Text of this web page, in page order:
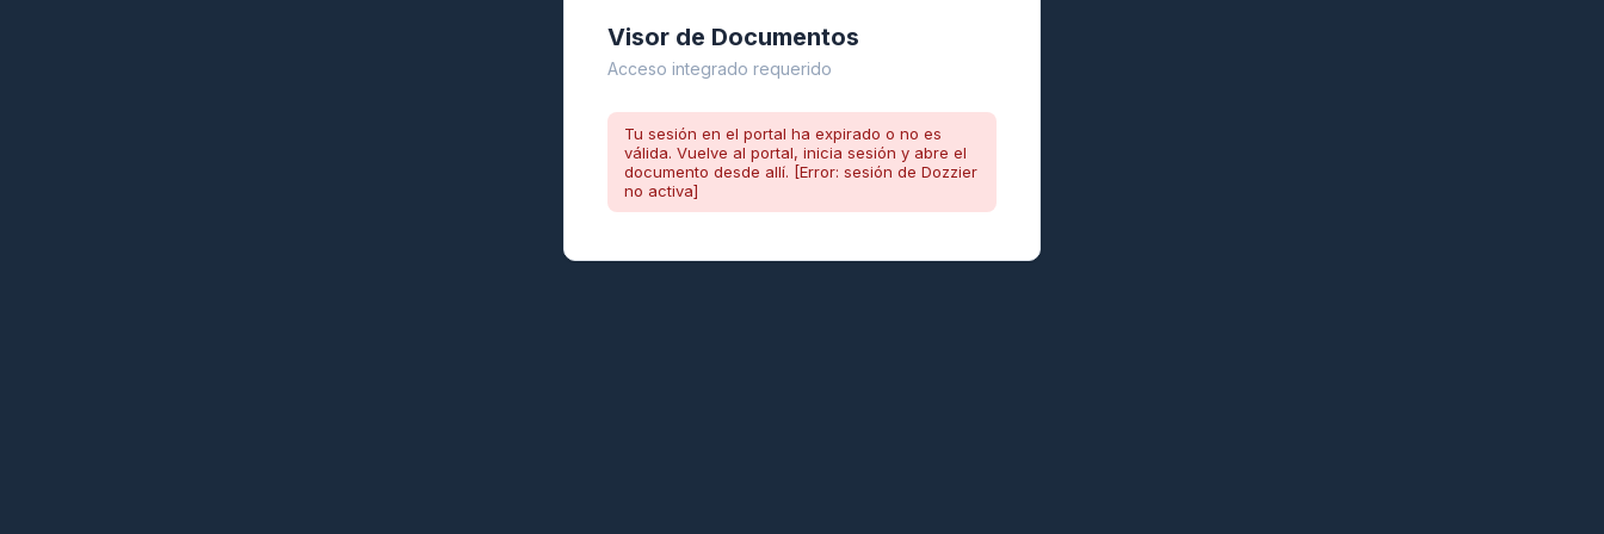
Visor de Documentos
Acceso integrado requerido
Tu sesión en el portal ha expirado o no es
válida. Vuelve al portal, inicia sesión y abre el
documento desde allí. [Error: sesión de Dozzier
no activa]